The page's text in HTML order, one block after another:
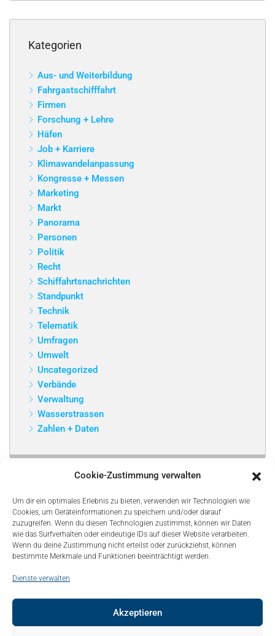
Cookie-Zustimmung verwalten
Um dir ein optimales Erlebnis zu bieten, verwenden wir Technologien wie
Cookies, um Geräteinformationen zu speichern und/oder darauf
zuzugreifen. Wenn du diesen Technologien zustimmst, können wir Daten
wie das Surfverhalten oder eindeutige IDs auf dieser Website verarbeiten.
Wenn du deine Zustimmung nicht erteilst oder zurückziehst, können
bestimmte Merkmale und Funktionen beeinträchtigt werden.
Dienste verwalten
Akzeptieren
Kategorien
Aus- und Weiterbildung
Fahrgastschifffahrt
Firmen
Forschung + Lehre
Häfen
Job + Karriere
Klimawandelanpassung
Kongresse + Messen
Marketing
Markt
Panorama
Personen
Politik
Recht
Schiffahrtsnachrichten
Standpunkt
Technik
Telematik
Umfragen
Umwelt
Uncategorized
Verbände
Verwaltung
Wasserstrassen
Zahlen + Daten